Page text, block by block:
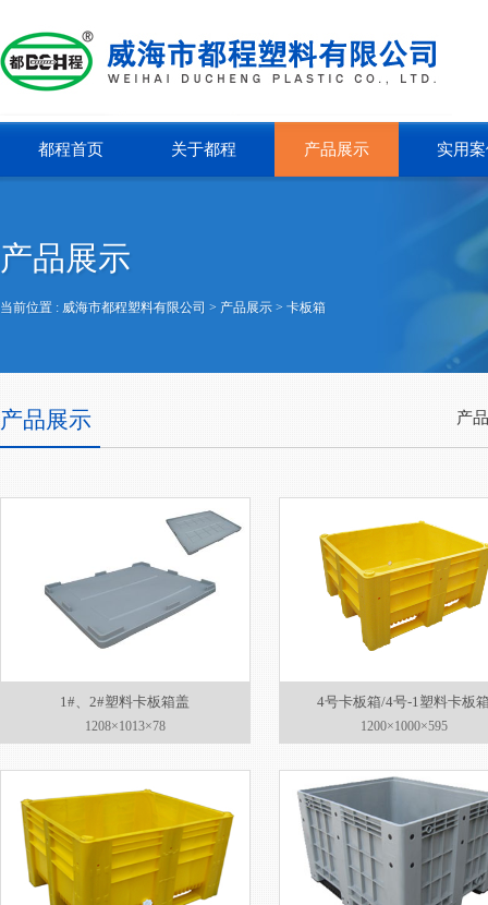
都程首页 关于都程 产品展示 实用
产品展示
当前位置 : 威海市都程塑料有限公司 > 产品展示 > 卡板箱
产品展示 产
1#、2#塑料卡板箱盖
1208×1013×78
4号卡板箱/4号-1塑料卡板
1200×1000×595